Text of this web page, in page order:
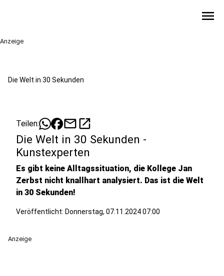
menu
Anzeige
Die Welt in 30 Sekunden
Teilen: mailopen_in_new
Die Welt in 30 Sekunden -
Kunstexperten
Es gibt keine Alltagssituation, die Kollege Jan
Zerbst nicht knallhart analysiert. Das ist die Welt
in 30 Sekunden!
Veröffentlicht: Donnerstag, 07.11.2024 07:00
Anzeige